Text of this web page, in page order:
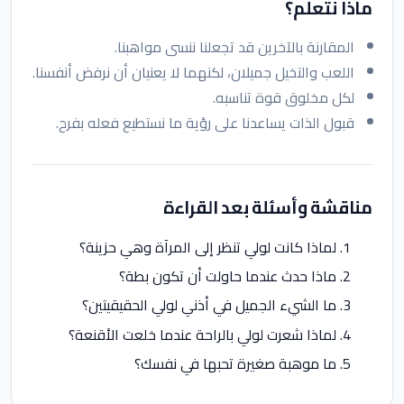
ماذا نتعلم؟
المقارنة بالآخرين قد تجعلنا ننسى مواهبنا.
اللعب والتخيل جميلان، لكنهما لا يعنيان أن نرفض أنفسنا.
لكل مخلوق قوة تناسبه.
قبول الذات يساعدنا على رؤية ما نستطيع فعله بفرح.
مناقشة وأسئلة بعد القراءة
لماذا كانت لولي تنظر إلى المرآة وهي حزينة؟
ماذا حدث عندما حاولت أن تكون بطة؟
ما الشيء الجميل في أذني لولي الحقيقيتين؟
لماذا شعرت لولي بالراحة عندما خلعت الأقنعة؟
ما موهبة صغيرة تحبها في نفسك؟